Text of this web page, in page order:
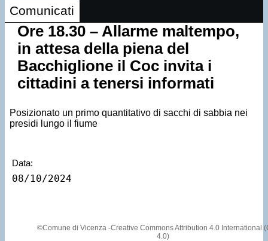
Comunicati
Ore 18.30 – Allarme maltempo,
in attesa della piena del
Bacchiglione il Coc invita i
cittadini a tenersi informati
Posizionato un primo quantitativo di sacchi di sabbia nei
presidi lungo il fiume
Data:
08/10/2024
©Comune di Vicenza -Creative Commons Attribution 4.0 International
4.0)